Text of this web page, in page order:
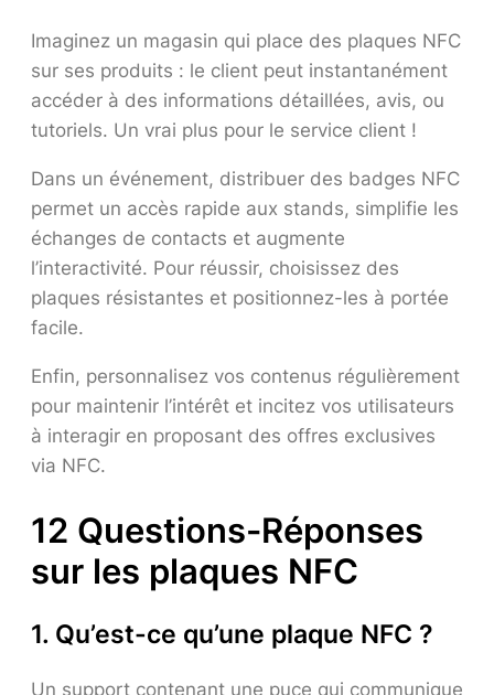
Imaginez un magasin qui place des plaques NFC
sur ses produits : le client peut instantanément
accéder à des informations détaillées, avis, ou
tutoriels. Un vrai plus pour le service client !
Dans un événement, distribuer des badges NFC
permet un accès rapide aux stands, simplifie les
échanges de contacts et augmente
l’interactivité. Pour réussir, choisissez des
plaques résistantes et positionnez-les à portée
facile.
Enfin, personnalisez vos contenus régulièrement
pour maintenir l’intérêt et incitez vos utilisateurs
à interagir en proposant des offres exclusives
via NFC.
12 Questions-Réponses
sur les plaques NFC
1. Qu’est-ce qu’une plaque NFC ?
Un support contenant une puce qui communique